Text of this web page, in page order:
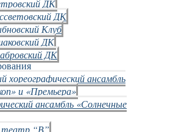
ДК
ДК
Клуб
ДК
ДК
хореографический ансамбль
и «Премьера»
ансамбль «Солнечные